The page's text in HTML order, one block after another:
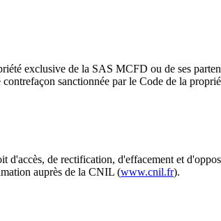
exclusive de la SAS MCFD ou de ses
sanctionnée par le Code de la
de rectification, d'effacement et
auprès de la CNIL (www.cnil.fr).